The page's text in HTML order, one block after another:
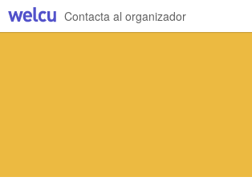
Contacta al organizador